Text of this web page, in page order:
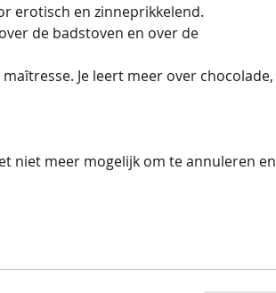
erotisch en zinneprikkelend.
de badstoven en over de
Je leert meer over chocolade,
niet meer mogelijk om te annuleren en